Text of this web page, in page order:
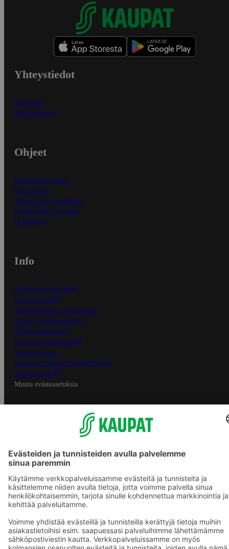
Yhteystiedot
Myymälät
Asiakaspalvelu
Ohjeet
Ensitilaajan ohjeet
Näin maksat
Näin tilaat ja muokkaat
Kaikki ohjeet ja vinkit
In English
Info
S-Business yrityksille
Oiva-raportit
Osuuskauppojen yhteystiedot
Tilaus- ja toimitusehdot
Tietosuojakäytäntö
Palvelun käyttöehdot
Saavutettavuus
Mobiilisovelluksen saavutettavuus
Mainostajalle
Muuta evästeasetuksia
S-ryhmän palvelut
S-ryhmä
Asiakasomistajuus
Yhteishyvä Ruoka -sovellus
S-ostoslista -sovellus
Prisma.fi
Sokos.fi
S-Pankki
Yhteishyvä
Sokos Hotels